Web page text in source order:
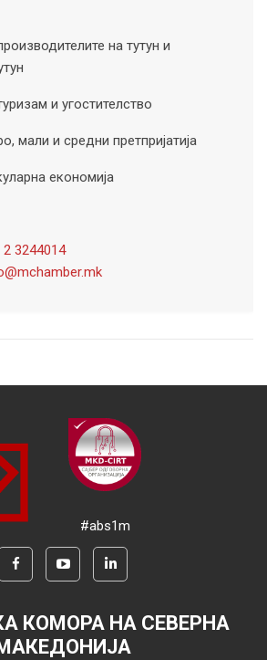
на тутун и
и угостителство
мали и средни претпријатија
економија
3244014
#abs1m
КОМОРА НА СЕВЕРНА